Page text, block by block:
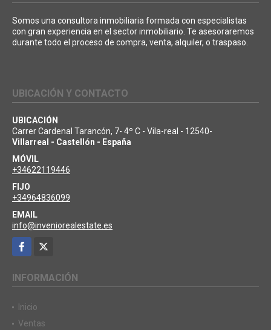
Somos una consultora inmobiliaria formada con especialistas
con gran experiencia en el sector inmobiliario. Te asesoraremos
durante todo el proceso de compra, venta, alquiler, o traspaso.
UBICACIÓN Y CONTACTO
UBICACIÓN
Carrer Cardenal Tarancón, 7- 4º C - Vila-real - 12540-
Villarreal - Castellón - España
MÓVIL
+34622119446
FIJO
+34964836099
EMAIL
info@inveniorealestate.es
Facebook
INFORMACIÓN
Inicio
Ventas